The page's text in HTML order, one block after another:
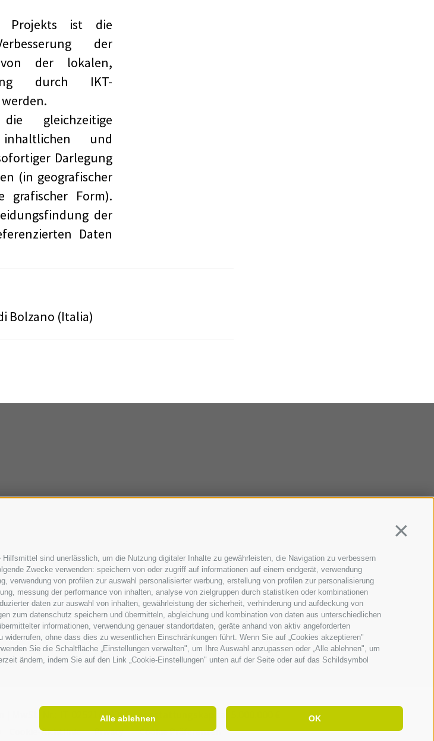
sind unerlässlich, um die Nutzung digitaler Inhalte zu gewährleisten, die Navigation zu verbessern
Zwecke verwenden: speichern von oder zugriff auf informationen auf einem endgerät, verwendung
verwendung von profilen zur auswahl personalisierter werbung, erstellung von profilen zur personalisierung
messung der performance von inhalten, analyse von zielgruppen durch statistiken oder kombinationen
daten zur auswahl von inhalten, gewährleistung der sicherheit, verhinderung und aufdeckung von
zum datenschutz speichern und übermitteln, abgleichung und kombination von daten aus unterschiedlichen
informationen, verwendung genauer standortdaten, geräte anhand von aktiv angeforderten
ohne dass dies zu wesentlichen Einschränkungen führt. Wenn Sie auf „Cookies akzeptieren"
Sie die Schaltfläche „Einstellungen verwalten", um Ihre Auswahl anzupassen oder „Alle ablehnen", um
ändern, indem Sie auf den Link „Cookie-Einstellungen" unten auf der Seite oder auf das Schildsymbol
OK
Alle ablehnen
Projekts ist die
der
der lokalen,
durch IKT-
gleichzeitige
und
Darlegung
(in geografischer
grafischer Form).
der
Daten
Bolzano (Italia)
MwSt. Nr.: IT 02521490215 | Ausstattungskapital 5.000.000 €
Cookie-Richtlinie Privacy Cookie Präferenzen